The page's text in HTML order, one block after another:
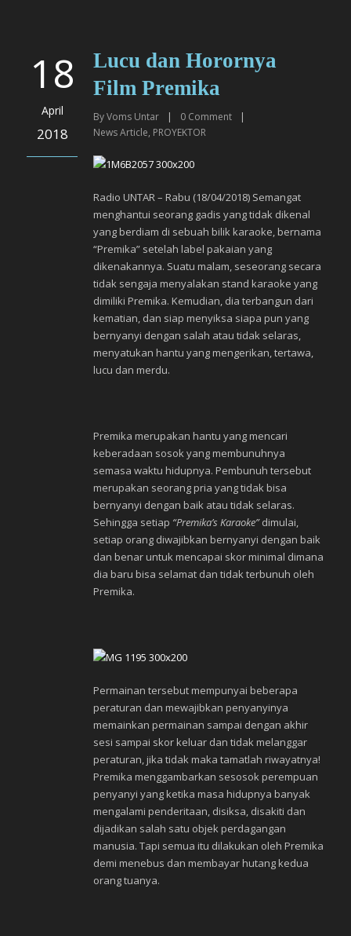
18
April
2018
Lucu dan Horornya
Film Premika
ByVoms Untar | 0 Comment
|
News Article, PROYEKTOR
Radio UNTAR – Rabu (18/04/2018) Semangat
menghantui seorang gadis yang tidak dikenal
yang berdiam di sebuah bilik karaoke, bernama
“Premika” setelah label pakaian yang
dikenakannya. Suatu malam, seseorang secara
tidak sengaja menyalakan stand karaoke yang
dimiliki Premika. Kemudian, dia terbangun dari
kematian, dan siap menyiksa siapa pun yang
bernyanyi dengan salah atau tidak selaras,
menyatukan hantu yang mengerikan, tertawa,
lucu dan merdu.
Premika merupakan hantu yang mencari
keberadaan sosok yang membunuhnya
semasa waktu hidupnya. Pembunuh tersebut
merupakan seorang pria yang tidak bisa
bernyanyi dengan baik atau tidak selaras.
Sehingga setiap “Premika’s Karaoke”dimulai,
setiap orang diwajibkan bernyanyi dengan baik
dan benar untuk mencapai skor minimal dimana
dia baru bisa selamat dan tidak terbunuh oleh
Premika.
Permainan tersebut mempunyai beberapa
peraturan dan mewajibkan penyanyinya
memainkan permainan sampai dengan akhir
sesi sampai skor keluar dan tidak melanggar
peraturan, jika tidak maka tamatlah riwayatnya!
Premika menggambarkan sesosok perempuan
penyanyi yang ketika masa hidupnya banyak
mengalami penderitaan, disiksa, disakiti dan
dijadikan salah satu objek perdagangan
manusia. Tapi semua itu dilakukan oleh Premika
demi menebus dan membayar hutang kedua
orang tuanya.